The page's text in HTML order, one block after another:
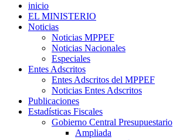
inicio
EL MINISTERIO
Noticias
Noticias MPPEF
Noticias Nacionales
Especiales
Entes Adscritos
Entes Adscritos del MPPEF
Noticias Entes Adscritos
Publicaciones
Estadísticas Fiscales
Gobierno Central Presupuestario
Ampliada